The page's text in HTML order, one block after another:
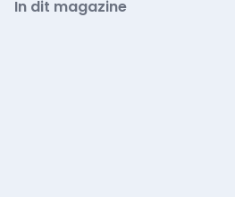
In dit magazine